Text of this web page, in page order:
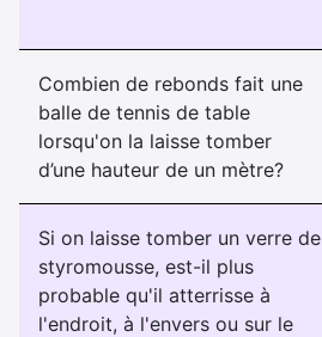
Combien de rebonds fait une
balle de tennis de table
lorsqu'on la laisse tomber
d’une hauteur de un mètre?
Si on laisse tomber un verre de
styromousse, est-il plus
probable qu'il atterrisse à
l'endroit, à l'envers ou sur le